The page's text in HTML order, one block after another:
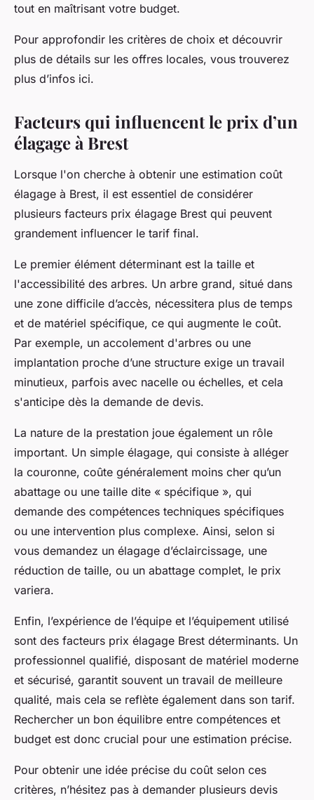
tout en maîtrisant votre budget.
Pour approfondir les critères de choix et découvrir
plus de détails sur les offres locales, vous trouverez
plus d’infos ici.
Facteurs qui influencent le prix d’un
élagage à Brest
Lorsque l'on cherche à obtenir une estimation coût
élagage à Brest, il est essentiel de considérer
plusieurs facteurs prix élagage Brest qui peuvent
grandement influencer le tarif final.
Le premier élément déterminant est la taille et
l'accessibilité des arbres. Un arbre grand, situé dans
une zone difficile d’accès, nécessitera plus de temps
et de matériel spécifique, ce qui augmente le coût.
Par exemple, un accolement d'arbres ou une
implantation proche d’une structure exige un travail
minutieux, parfois avec nacelle ou échelles, et cela
s'anticipe dès la demande de devis.
La nature de la prestation joue également un rôle
important. Un simple élagage, qui consiste à alléger
la couronne, coûte généralement moins cher qu’un
abattage ou une taille dite « spécifique », qui
demande des compétences techniques spécifiques
ou une intervention plus complexe. Ainsi, selon si
vous demandez un élagage d’éclaircissage, une
réduction de taille, ou un abattage complet, le prix
variera.
Enfin, l’expérience de l’équipe et l’équipement utilisé
sont des facteurs prix élagage Brest déterminants. Un
professionnel qualifié, disposant de matériel moderne
et sécurisé, garantit souvent un travail de meilleure
qualité, mais cela se reflète également dans son tarif.
Rechercher un bon équilibre entre compétences et
budget est donc crucial pour une estimation précise.
Pour obtenir une idée précise du coût selon ces
critères, n’hésitez pas à demander plusieurs devis